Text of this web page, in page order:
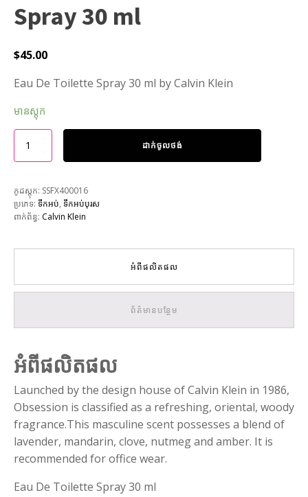
Spray 30 ml
$45.00
Eau De Toilette Spray 30 ml by Calvin Klein
មានស្តុក
ដាក់ចូលថង់
កូដស្តុក: SSFX400016
ប្រភេទ: ទឹកអប់, ទឹកអប់បុរស
ពាក់ព័ន្ធ: Calvin Klein
អំពីផលិតផល
ព័ត៌មានបន្ថែម
អំពីផលិតផល
Launched by the design house of Calvin Klein in 1986,
Obsession is classified as a refreshing, oriental, woody
fragrance.This masculine scent possesses a blend of
lavender, mandarin, clove, nutmeg and amber. It is
recommended for office wear.
Eau De Toilette Spray 30 ml